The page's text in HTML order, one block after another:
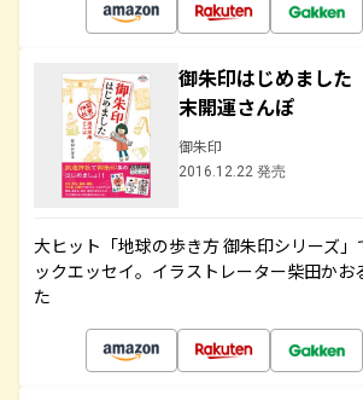
御朱印はじめまし
末開運さんぽ
御朱印
2016.12.22 発売
大ヒット「地球の歩き方 御朱印シリーズ」
ックエッセイ。イラストレーター柴田かお
た